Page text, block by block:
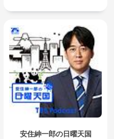
安住紳一郎の日曜天国